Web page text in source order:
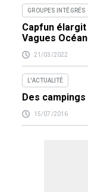
GROUPES INTÉGRÉS
Capfun
Vagues
21/03/2022
L'ACTUALITÉ
Des
15/07/2016